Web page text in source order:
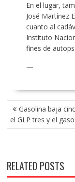
En el lugar,
José Martínez
cuanto al
Instituto
fines de
—
POST
NAVIGATION
Gasolina baja
el GLP tres y el
RELATED POSTS